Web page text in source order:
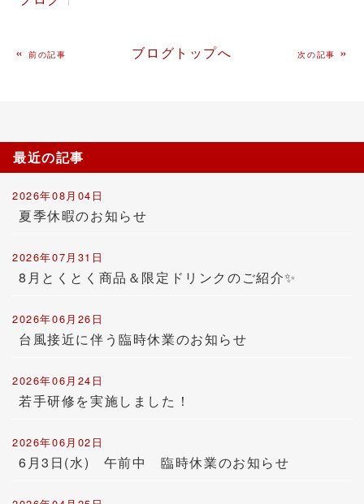
«前の記事 ブログトップへ 次の記事 »
最近の記事
2026年08月04日
夏季休暇のお知らせ
2026年07月31日
8月とくとく商品＆限定ドリンクのご紹介✨
2026年06月26日
台風接近に伴う臨時休業のお知らせ
2026年06月24日
若手研修を実施しました！
2026年06月02日
6月3日(水) 午前中 臨時休業のお知らせ